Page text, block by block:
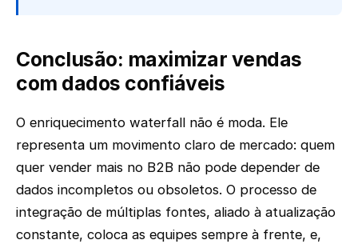
Conclusão: maximizar vendas
com dados confiáveis
O enriquecimento waterfall não é moda. Ele
representa um movimento claro de mercado: quem
quer vender mais no B2B não pode depender de
dados incompletos ou obsoletos. O processo de
integração de múltiplas fontes, aliado à atualização
constante, coloca as equipes sempre à frente, e,